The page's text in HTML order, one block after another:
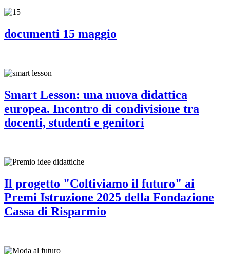
documenti 15 maggio
Smart Lesson: una nuova didattica
europea. Incontro di condivisione tra
docenti, studenti e genitori
Il progetto "Coltiviamo il futuro" ai
Premi Istruzione 2025 della Fondazione
Cassa di Risparmio